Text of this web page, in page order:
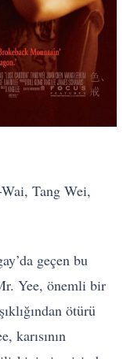
Tang Wei,
geçen bu
Yee, önemli bir
ötürü
karısının